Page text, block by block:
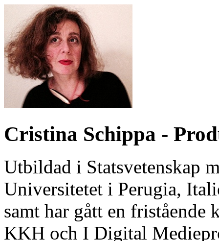
Cristina Schippa -
Utbildad i Statsvetenskap
Universitetet i Perugia,
samt har gått en
KKH och I Digital